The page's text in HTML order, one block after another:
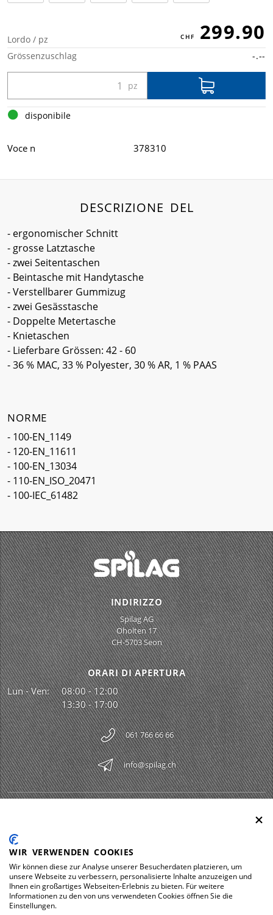
Lordo / pz 299.90
Grössenzuschlag -.--
disponibile
Voce n 378310
DESCRIZIONE DEL
- ergonomischer Schnitt
- grosse Latztasche
- zwei Seitentaschen
- Beintasche mit Handytasche
- Verstellbarer Gummizug
- zwei Gesässtasche
- Doppelte Metertasche
- Knietaschen
- Lieferbare Grössen: 42 - 60
- 36 % MAC, 33 % Polyester, 30 % AR, 1 % PAAS
NORME
- 100-EN_1149
- 120-EN_11611
- 100-EN_13034
- 110-EN_ISO_20471
- 100-IEC_61482
INDIRIZZO
Spilag AG
Oholten 17
CH-5703 Seon
ORARI DI APERTURA
Lun - Ven:
08:00 - 12:00
13:30 - 17:00
061 766 66 66
info@spilag.ch
LEGAL
DOWNLOADS
WIR VERWENDEN COOKIES
Wir können diese zur Analyse unserer Besucherdaten platzieren, um
unsere Webseite zu verbessern, personalisierte Inhalte anzuzeigen und
Ihnen ein großartiges Webseiten-Erlebnis zu bieten. Für weitere
Informationen zu den von uns verwendeten Cookies öffnen Sie die
Einstellungen.